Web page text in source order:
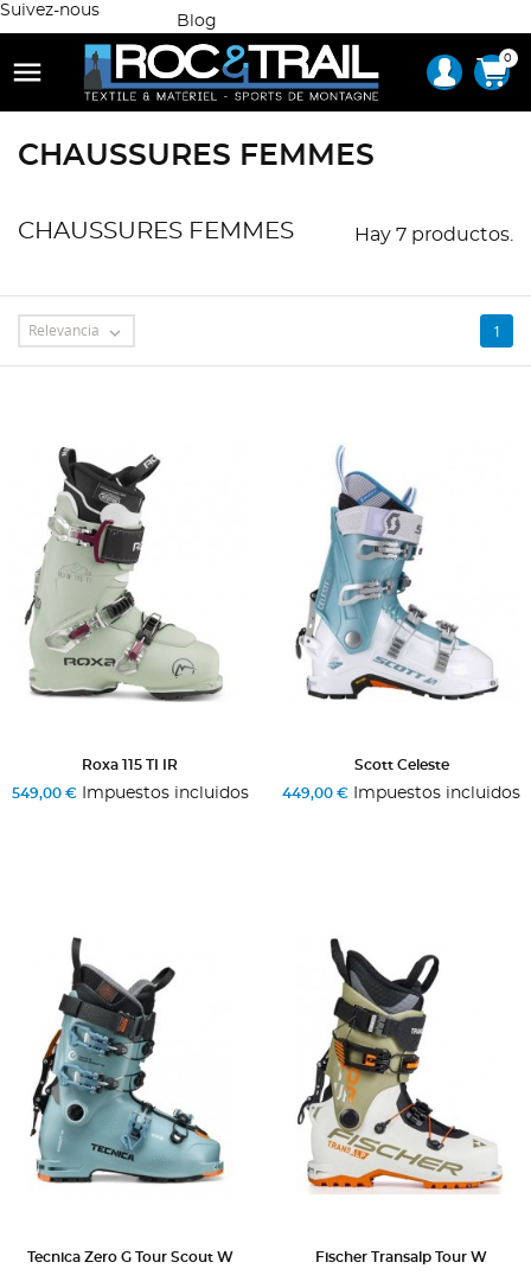
Suivez-nous
Blog
 0
CHAUSSURES FEMMES
CHAUSSURES FEMMES Hay 7 productos.
Relevancia  1
Roxa 115 TI IR
549,00 €Impuestos incluidos
Scott Celeste
449,00 € Impuestos incluidos
Tecnica Zero G Tour Scout W
Fischer Transalp Tour W